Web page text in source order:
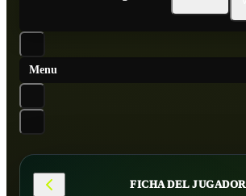
Menu
FICHA DEL JUGADOR